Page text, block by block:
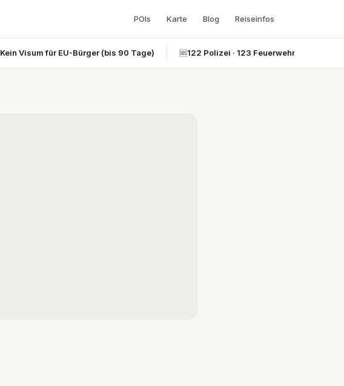
POIs Karte Blog Reiseinfos
Kein Visum für EU-Bürger (bis 90 Tage) 🆘122 Polizei · 123 Feuerwehr · 124